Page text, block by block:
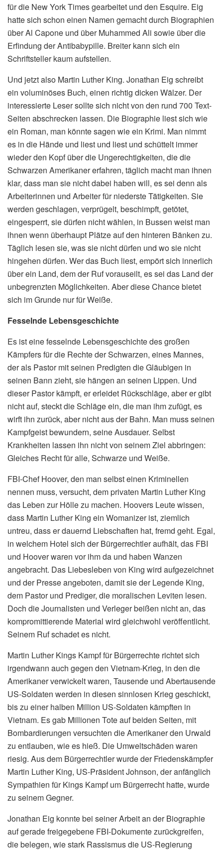
für die New York Times gearbeitet und den Esquire. Eig
hatte sich schon einen Namen gemacht durch Biographien
über Al Capone und über Muhammed Ali sowie über die
Erfindung der Antibabypille. Breiter kann sich ein
Schriftsteller kaum aufstellen.
Und jetzt also Martin Luther King. Jonathan Eig schreibt
ein voluminöses Buch, einen richtig dicken Wälzer. Der
interessierte Leser sollte sich nicht von den rund 700 Text-
Seiten abschrecken lassen. Die Biographie liest sich wie
ein Roman, man könnte sagen wie ein Krimi. Man nimmt
es in die Hände und liest und liest und schüttelt immer
wieder den Kopf über die Ungerechtigkeiten, die die
Schwarzen Amerikaner erfahren, täglich macht man ihnen
klar, dass man sie nicht dabei haben will, es sei denn als
Arbeiterinnen und Arbeiter für niederste Tätigkeiten. Sie
werden geschlagen, verprügelt, beschimpft, getötet,
eingesperrt, sie dürfen nicht wählen, in Bussen weist man
ihnen wenn überhaupt Plätze auf den hinteren Bänken zu.
Täglich lesen sie, was sie nicht dürfen und wo sie nicht
hingehen dürfen. Wer das Buch liest, empört sich innerlich
über ein Land, dem der Ruf vorauseilt, es sei das Land der
unbegrenzten Möglichkeiten. Aber diese Chance bietet
sich im Grunde nur für Weiße.
Fesselnde Lebensgeschichte
Es ist eine fesselnde Lebensgeschichte des großen
Kämpfers für die Rechte der Schwarzen, eines Mannes,
der als Pastor mit seinen Predigten die Gläubigen in
seinen Bann zieht, sie hängen an seinen Lippen. Und
dieser Pastor kämpft, er erleidet Rückschläge, aber er gibt
nicht auf, steckt die Schläge ein, die man ihm zufügt, es
wirft ihn zurück, aber nicht aus der Bahn. Man muss seinen
Kampfgeist bewundern, seine Ausdauer. Selbst
Krankheiten lassen ihn nicht von seinem Ziel abbringen:
Gleiches Recht für alle, Schwarze und Weiße.
FBI-Chef Hoover, den man selbst einen Kriminellen
nennen muss, versucht, dem privaten Martin Luther King
das Leben zur Hölle zu machen. Hoovers Leute wissen,
dass Martin Luther King ein Womanizer ist, ziemlich
untreu, dass er dauernd Liebschaften hat, fremd geht. Egal,
in welchem Hotel sich der Bürgerrechtler aufhält, das FBI
und Hoover waren vor ihm da und haben Wanzen
angebracht. Das Liebesleben von King wird aufgezeichnet
und der Presse angeboten, damit sie der Legende King,
dem Pastor und Prediger, die moralischen Leviten lesen.
Doch die Journalisten und Verleger beißen nicht an, das
kompromittierende Material wird gleichwohl veröffentlicht.
Seinem Ruf schadet es nicht.
Martin Luther Kings Kampf für Bürgerrechte richtet sich
irgendwann auch gegen den Vietnam-Krieg, in den die
Amerikaner verwickelt waren, Tausende und Abertausende
US-Soldaten werden in diesen sinnlosen Krieg geschickt,
bis zu einer halben Million US-Soldaten kämpften in
Vietnam. Es gab Millionen Tote auf beiden Seiten, mit
Bombardierungen versuchten die Amerikaner den Urwald
zu entlauben, wie es hieß. Die Umweltschäden waren
riesig. Aus dem Bürgerrechtler wurde der Friedenskämpfer
Martin Luther King, US-Präsident Johnson, der anfänglich
Sympathien für Kings Kampf um Bürgerrecht hatte, wurde
zu seinem Gegner.
Jonathan Eig konnte bei seiner Arbeit an der Biographie
auf gerade freigegebene FBI-Dokumente zurückgreifen,
die belegen, wie stark Rassismus die US-Regierung